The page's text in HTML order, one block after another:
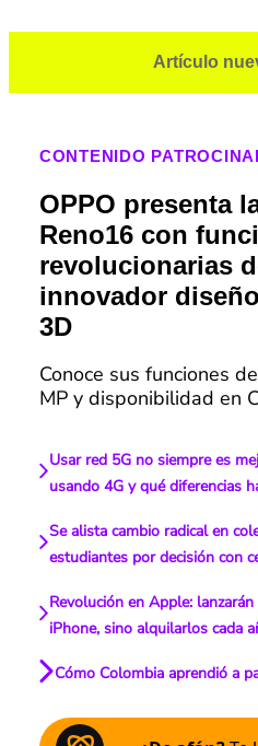
Artículo
CONTENIDO
OPPO presenta
Reno16 con
revolucionarias
innovador
3D
Conoce sus funciones
MP y disponibilidad en
Usar red 5G no siempre es
usando 4G y qué diferencias
Se alista cambio radical en
estudiantes por decisión con
Revolución en Apple:
iPhone, sino alquilarlos cada
Cómo Colombia aprendió a